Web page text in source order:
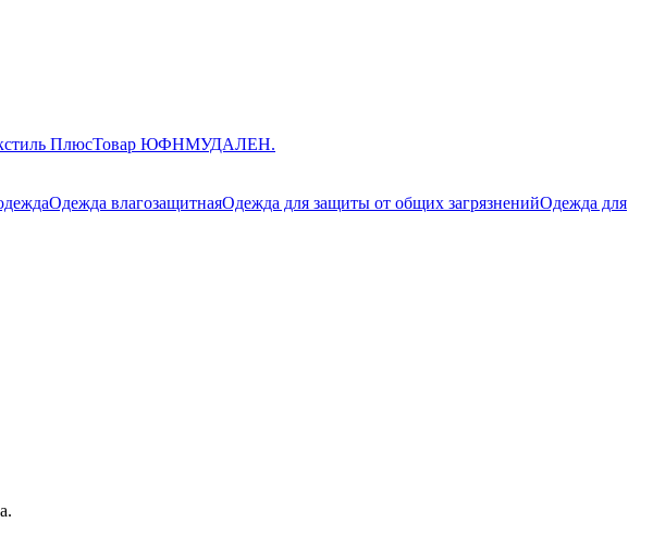
ПлюсТовар ЮФНМУДАЛЕН.
Одежда влагозащитнаяОдежда для защиты от общих загрязненийОдежда для